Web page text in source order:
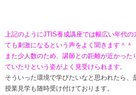
上記のようにJTIS養成講座では幅広い年代
ても刺激になるという声をよく聞きます＾＾
また少人数のため、講師との距離が近かった
ていたりという姿がよく見受けられます。
そういった環境で学びたいなと思われたら、
授業見学も随時受け付けております。